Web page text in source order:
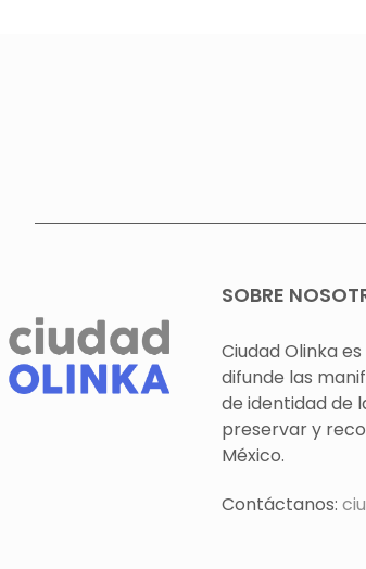
SOBRE
Ciudad Olinka
difunde las
de identidad de
preservar y
México.
Contáctanos: